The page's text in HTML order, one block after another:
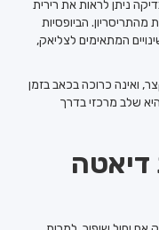
ניתן לראות את רירית
מהתריסריון. הביופסיות
המתאימים לצליאק,
ואינה כרוכה בכאב בזמן
שלב מרכזי בדרך